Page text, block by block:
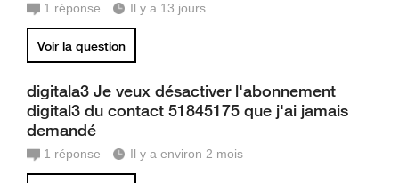
1 réponse Il y a 13 jours
Voir la question
digitala3 Je veux désactiver l'abonnement
digital3 du contact 51845175 que j'ai jamais
demandé
1 réponse Il y a environ 2 mois